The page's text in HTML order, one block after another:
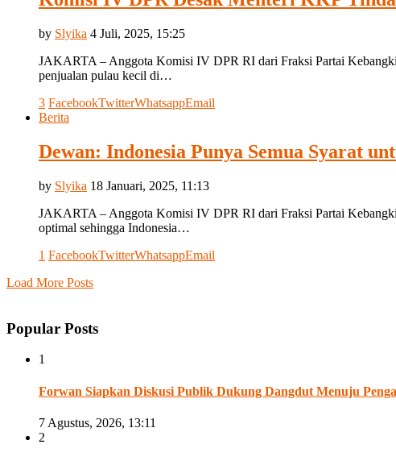
by Slyika 4 Juli, 2025, 15:25
JAKARTA – Anggota Komisi IV DPR RI dari Fraksi Partai
penjualan pulau kecil di…
3 FacebookTwitterWhatsappEmail
Berita
Dewan: Indonesia Punya Semua Syarat
by Slyika 18 Januari, 2025, 11:13
JAKARTA – Anggota Komisi IV DPR RI dari Fraksi Partai
optimal sehingga Indonesia…
1 FacebookTwitterWhatsappEmail
Load More Posts
Popular Posts
1
Forwan Siapkan Diskusi Publik Dukung Dangdut Menuju
7 Agustus, 2026, 13:11
2